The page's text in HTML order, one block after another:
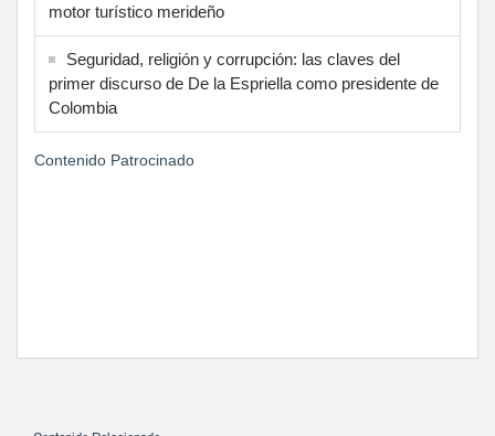
motor turístico merideño
Seguridad, religión y corrupción: las claves del
primer discurso de De la Espriella como presidente de
Colombia
Contenido Patrocinado